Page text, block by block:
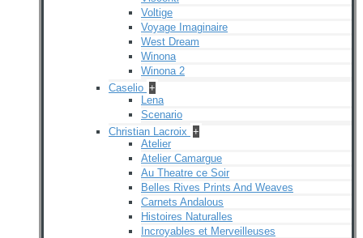
Voltige
Voyage Imaginaire
West Dream
Winona
Winona 2
Caselio +
Lena
Scenario
Christian Lacroix +
Atelier
Atelier Camargue
Au Theatre ce Soir
Belles Rives Prints And Weaves
Carnets Andalous
Histoires Naturalles
Incroyables et Merveilleuses